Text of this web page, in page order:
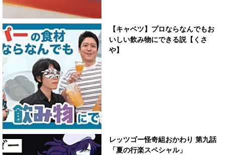
【キャベツ】プロならなんでもお
いしい飲み物にできる説【くさ
や】
レッツゴー怪奇組おかわり 第九話
「夏の行楽スペシャル」